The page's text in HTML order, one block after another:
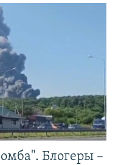
Блогеры –